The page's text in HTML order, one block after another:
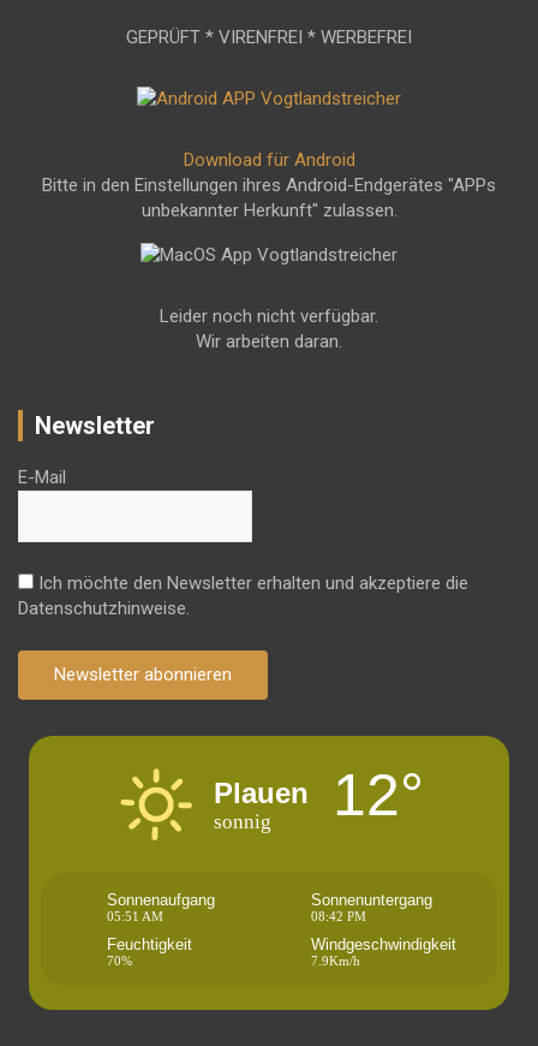
GEPRÜFT * VIRENFREI * WERBEFREI
Download für Android
Bitte in den Einstellungen ihres Android-Endgerätes "APPs
unbekannter Herkunft" zulassen.
Leider noch nicht verfügbar.
Wir arbeiten daran.
Newsletter
E-Mail
Ich möchte den Newsletter erhalten und akzeptiere die
Datenschutzhinweise.
Newsletter abonnieren
Plauen
sonnig 12°
Sonnenaufgang
05:51 AM
Sonnenuntergang
08:42 PM
Feuchtigkeit
70%
Windgeschwindigkeit
7.9Km/h